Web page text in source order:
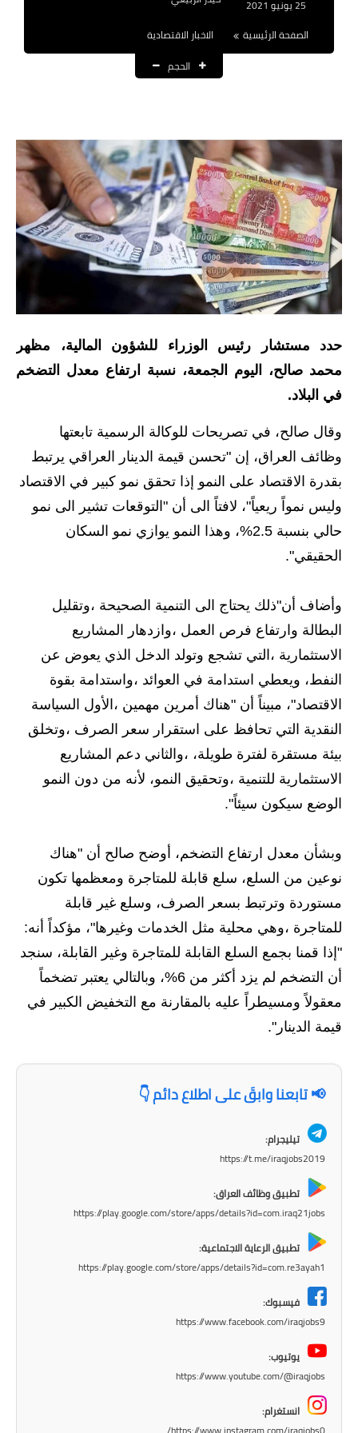
العقود والاجور اليومية
القروض والسلف
المنح المالية
قطع الاراضي
اخبار العراق
الاخبار السياسية
الاخبار الامنية
الاخبار الرياضية
المدارس
اخبار وقرارات وزارة التربية
نتائج الامتحانات
المرحلة المتوسطة
المرحلة الاعدادية
اسئلة وزارية
المرحلة الابتدائية
المرحلة المتوسطة
المرحلة الاعدادية
المرحلة الابتدائية
المرحلة المتوسطة
المرحلة الاعدادية
كتب مدرسية
المرحلة الابتدائية
المرحلة الاعدادية
دروس
الصفحة الرئيسية
الاخبار الاقتصادية
الحجم
حدد مستشار رئيس الوزراء للشؤون المالية، مظهر
محمد صالح، اليوم الجمعة، نسبة ارتفاع معدل التضخم
في البلاد.
وقال صالح، في تصريحات للوكالة الرسمية تابعتها
وظائف العراق، إن "تحسن قيمة الدينار العراقي يرتبط
بقدرة الاقتصاد على النمو إذا تحقق نمو كبير في الاقتصاد
وليس نمواً ريعياً"، لافتاً الى أن "التوقعات تشير الى نمو
حالي بنسبة 2.5%، وهذا النمو يوازي نمو السكان
الحقيقي".
وأضاف أن"ذلك يحتاج الى التنمية الصحيحة ،وتقليل
البطالة وارتفاع فرص العمل ،وازدهار المشاريع
الاستثمارية ،التي تشجع وتولد الدخل الذي يعوض عن
النفط، ويعطي استدامة في العوائد ،واستدامة بقوة
الاقتصاد"، مبيناً أن "هناك أمرين مهمين ،الأول السياسة
النقدية التي تحافظ على استقرار سعر الصرف ،وتخلق
بيئة مستقرة لفترة طويلة، ،والثاني دعم المشاريع
الاستثمارية للتنمية ،وتحقيق النمو، لأنه من دون النمو
الوضع سيكون سيئاً".
وبشأن معدل ارتفاع التضخم، أوضح صالح أن "هناك
نوعين من السلع، سلع قابلة للمتاجرة ومعظمها تكون
مستوردة وترتبط بسعر الصرف، وسلع غير قابلة
للمتاجرة ،وهي محلية مثل الخدمات وغيرها"، مؤكداً أنه:
"إذا قمنا بجمع السلع القابلة للمتاجرة وغير القابلة، سنجد
أن التضخم لم يزد أكثر من 6%، وبالتالي يعتبر تضخماً
معقولاً ومسيطراً عليه بالمقارنة مع التخفيض الكبير في
قيمة الدينار".
📢 تابعنا وابقَ على اطلاع دائم 👇
تيليجرام:
https://t.me/iraqjobs2019
تطبيق وظائف العراق:
https://play.google.com/store/apps/details?id=com.iraq21jobs
تطبيق الرعاية الاجتماعية:
https://play.google.com/store/apps/details?id=com.re3ayah1
فيسبوك:
https://www.facebook.com/iraqjobs9
يوتيوب:
https://www.youtube.com/@iraqjobs
انستغرام: